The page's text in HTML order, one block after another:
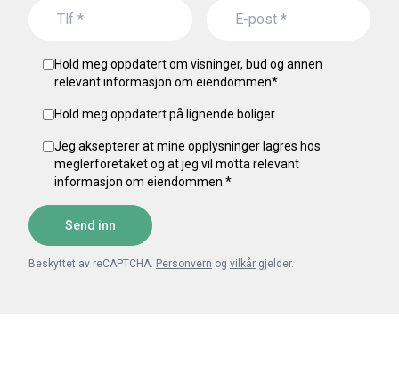
Hold meg oppdatert om visninger, bud og annen
relevant informasjon om eiendommen*
Hold meg oppdatert på lignende boliger
Jeg aksepterer at mine opplysninger lagres hos
meglerforetaket og at jeg vil motta relevant
informasjon om eiendommen. *
Send inn
Beskyttet av reCAPTCHA. Personvern og vilkår gjelder.